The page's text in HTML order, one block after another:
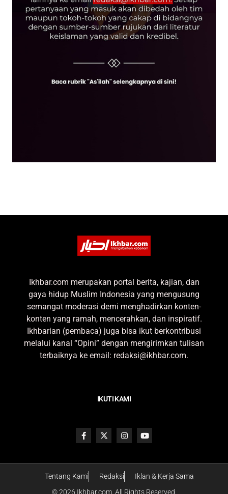
Ikhbar.com merupakan portal berita, kajian, dan
gaya hidup Muslim Indonesia yang mengusung
semangat moderasi demi menghadirkan konten-
konten yang ramah, mencerahkan, dan inspiratif.
Ikhbarian (pembaca) juga bisa ikut berkontribusi
melalui kanal “Opini” dengan mengirimkan tulisan
terbaiknya ke email: redaksi@ikhbar.com.
IKUTI KAMI
© 2026 Ikhbar.com. All Rights Reserved.
Tentang Kami Redaksi Iklan & Kerja Sama